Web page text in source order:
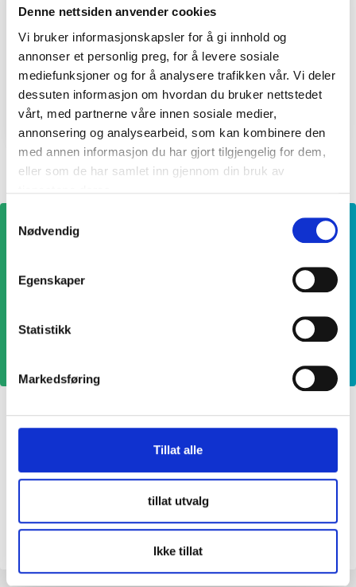
Denne nettsiden anvender cookies
Vi bruker informasjonskapsler for å gi innhold og
annonser et personlig preg, for å levere sosiale
mediefunksjoner og for å analysere trafikken vår. Vi deler
dessuten informasjon om hvordan du bruker nettstedet
vårt, med partnerne våre innen sosiale medier,
annonsering og analysearbeid, som kan kombinere den
med annen informasjon du har gjort tilgjengelig for dem,
eller som de har samlet inn gjennom din bruk av
Nødvendig
Egenskaper
Statistikk
Markedsføring
Tillat alle
tillat utvalg
Ikke tillat
Olav Andre Klefstad
Gynekolog og daglig leder Stavanger
Les mer
Se hva undersøkelsene koster
Kontakt oss
Er du usikker er det bare å ta
kontakt